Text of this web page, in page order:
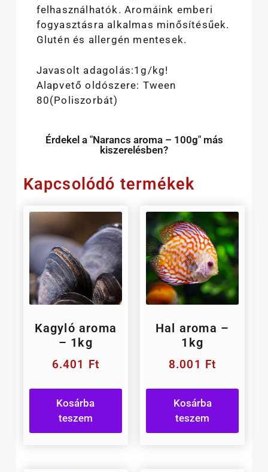
felhasználhatók. Aromáink emberi
fogyasztásra alkalmas minősítésűek.
Glutén és allergén mentesek.
Javasolt adagolás:1g/kg!
Alapvető oldószere: Tween
80(Poliszorbát)
Érdekel a "Narancs aroma – 100g" más
kiszerelésben?
Kapcsolódó termékek
Kagyló aroma
– 1kg
6.401 Ft
Kosárba
teszem
Hal aroma –
1kg
8.001 Ft
Kosárba
teszem